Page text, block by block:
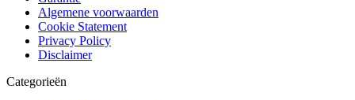
Algemene voorwaarden
Cookie Statement
Privacy Policy
Disclaimer
Categorieën